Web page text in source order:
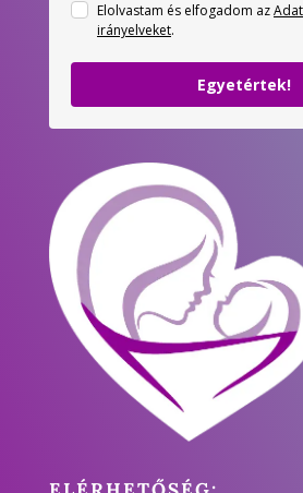
Elolvastam és elfogadom az
irányelveket.
Egyetértek!